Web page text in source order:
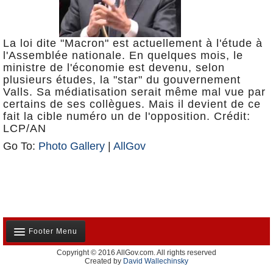
La loi dite "Macron" est actuellement à l'étude à
l'Assemblée nationale. En quelques mois, le
ministre de l'économie est devenu, selon
plusieurs études, la "star" du gouvernement
Valls. Sa médiatisation serait même mal vue par
certains de ses collègues. Mais il devient de ce
fait la cible numéro un de l'opposition. Crédit:
LCP/AN
Go To: Photo Gallery AllGov
Footer Menu
Notre équipe
Copyright © 2016 AllGov.com. All rights reserved
Created by David Wallechinsky